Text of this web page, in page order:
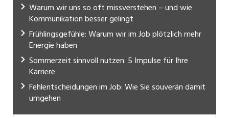
Warum wir uns so oft missverstehen – und wie
Kommunikation besser gelingt
Frühlingsgefühle: Warum wir im Job plötzlich mehr
Energie haben
Sommerzeit sinnvoll nutzen: 5 Impulse für Ihre
Karriere
Fehlentscheidungen im Job: Wie Sie souverän damit
umgehen